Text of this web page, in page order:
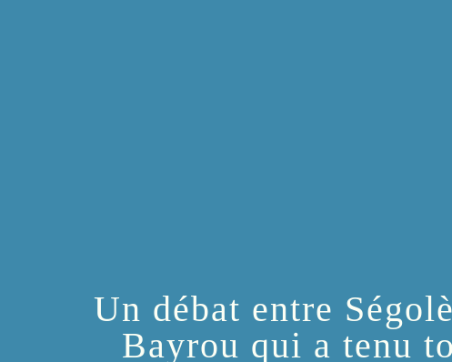
Un débat entre
Bayrou qui a tenu